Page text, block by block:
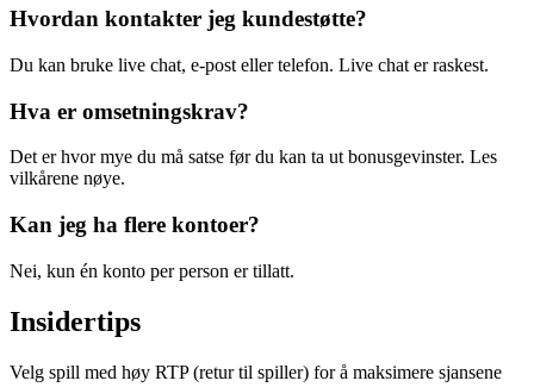
Hvordan kontakter jeg kundestøtte?
Du kan bruke live chat, e-post eller telefon. Live chat er raskest.
Hva er omsetningskrav?
Det er hvor mye du må satse før du kan ta ut bonusgevinster. Les
vilkårene nøye.
Kan jeg ha flere kontoer?
Nei, kun én konto per person er tillatt.
Insidertips
Velg spill med høy RTP (retur til spiller) for å maksimere sjansene